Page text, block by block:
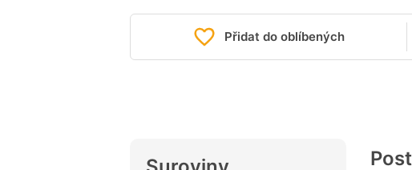
Přidat do oblíbených